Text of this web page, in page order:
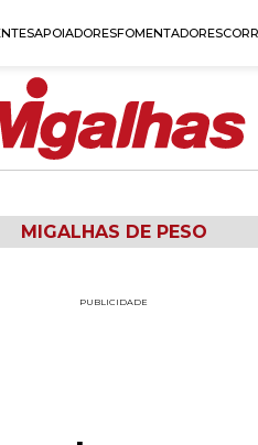
APOIADORESFOMENTADORES
MIGALHAS DE PESO
PUBLICIDADE